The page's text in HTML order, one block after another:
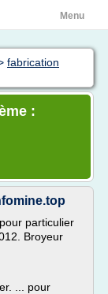
Menu
fabrication
:
particulier
Broyeur
... pour